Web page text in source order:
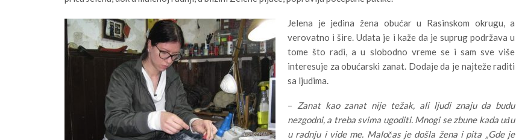
Jelena je jedina žena obućar u Rasinskom okrugu, a
verovatno i šire. Udata je i kaže da je suprug podržava u
tome što radi, a u slobodno vreme se i sam sve više
interesuje za obućarski zanat. Dodaje da je najteže raditi
sa ljudima.
– Zanat kao zanat nije težak, ali ljudi znaju da budu
nezgodni, a treba svima ugoditi. Mnogi se zbune kada uđu
u radnju i vide me. Maločas je došla žena i pita „Gde je